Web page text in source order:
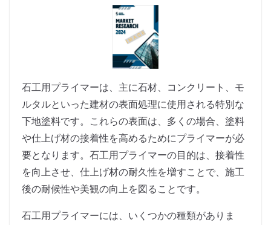
石工用プライマーは、主に石材、コンクリート、モ
ルタルといった建材の表面処理に使用される特別な
下地塗料です。これらの表面は、多くの場合、塗料
や仕上げ材の接着性を高めるためにプライマーが必
要となります。石工用プライマーの目的は、接着性
を向上させ、仕上げ材の耐久性を増すことで、施工
後の耐候性や美観の向上を図ることです。
石工用プライマーには、いくつかの種類がありま